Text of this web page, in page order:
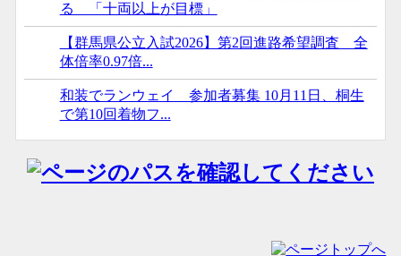
る 「十両以上が目標」
【群馬県公立入試2026】第2回進路希望調査 全
体倍率0.97倍...
和装でランウェイ 参加者募集 10月11日、桐生
で第10回着物フ...